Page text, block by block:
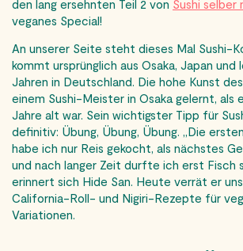
den lang ersehnten Teil 2 von Sushi selber
veganes Special!
An unserer Seite steht dieses Mal Sushi-
kommt ursprünglich aus Osaka, Japan
Jahren in Deutschland. Die hohe Kunst
einem Sushi-Meister in Osaka gelernt, als
Jahre alt war. Sein wichtigster Tipp für
definitiv: Übung, Übung, Übung. „Die
habe ich nur Reis gekocht, als nächstes
und nach langer Zeit durfte ich erst Fisch
erinnert sich Hide San. Heute verrät er
California-Roll- und Nigiri-Rezepte für
Variationen.